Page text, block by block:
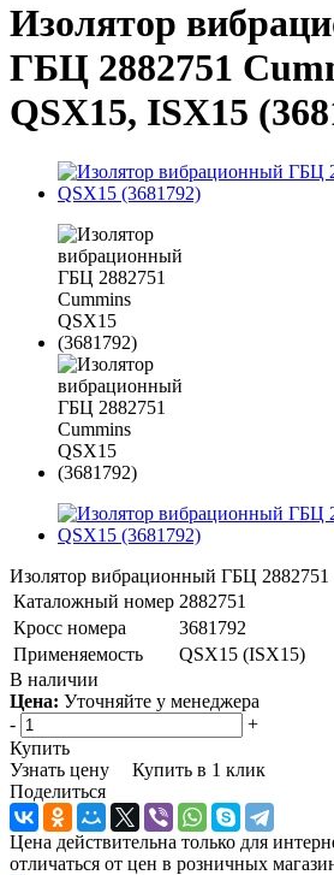
Изолятор
ГБЦ 2882751
QSX15, ISX15
Изолятор вибрационный ГБЦ 2882751
Каталожный номер 2882751
Кросс номера
3681792
Применяемость
QSX15 (ISX15)
В наличии
Цена: Уточняйте у менеджера
-
+
Купить
Узнать цену
Купить в 1 клик
Поделиться
Цена действительна только для
отличаться от цен в розничных